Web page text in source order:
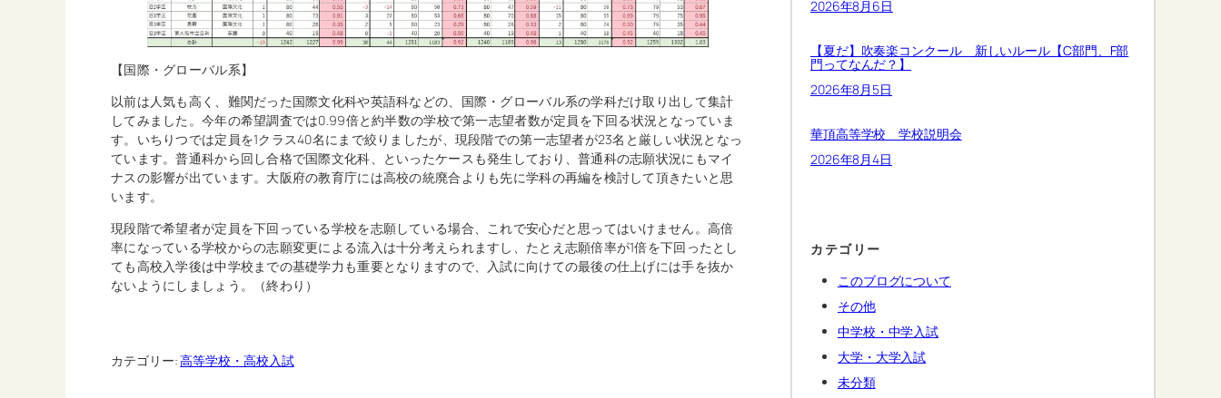
【国際・グローバル系】
以前は人気も高く、難関だった国際文化科や英語科などの、国際・グローバル系の学科だけ取り出して集計
してみました。今年の希望調査では0.99倍と約半数の学校で第一志望者数が定員を下回る状況となっていま
す。いちりつでは定員を1クラス40名にまで絞りましたが、現段階での第一志望者が23名と厳しい状況となっ
ています。普通科から回し合格で国際文化科、といったケースも発生しており、普通科の志願状況にもマイ
ナスの影響が出ています。大阪府の教育庁には高校の統廃合よりも先に学科の再編を検討して頂きたいと思
います。
現段階で希望者が定員を下回っている学校を志願している場合、これで安心だと思ってはいけません。高倍
率になっている学校からの志願変更による流入は十分考えられますし、たとえ志願倍率が1倍を下回ったとし
ても高校入学後は中学校までの基礎学力も重要となりますので、入試に向けての最後の仕上げには手を抜か
ないようにしましょう。（終わり）
カテゴリー:高等学校・高校入試
2026年8月6日
【夏だ】吹奏楽コンクール 新しいルール【C部門、F部
門ってなんだ？】
2026年8月5日
華頂高等学校 学校説明会
2026年8月4日
カテゴリー
このブログについて
その他
中学校・中学入試
大学・大学入試
未分類